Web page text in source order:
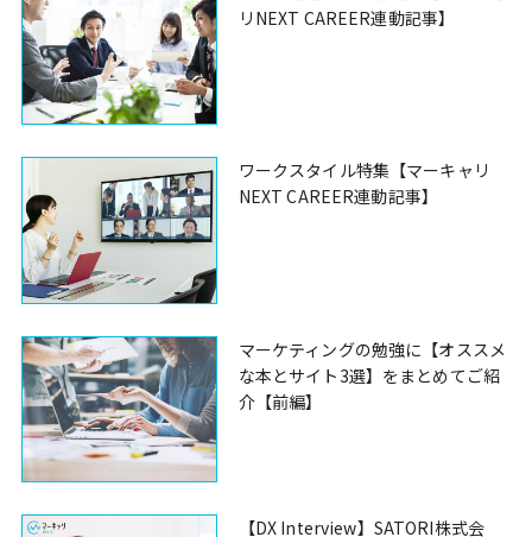
リNEXT CAREER連動記事】
ワークスタイル特集【マーキャリ
NEXT CAREER連動記事】
マーケティングの勉強に【オススメ
な本とサイト3選】をまとめてご紹
介【前編】
【DX Interview】SATORI株式会